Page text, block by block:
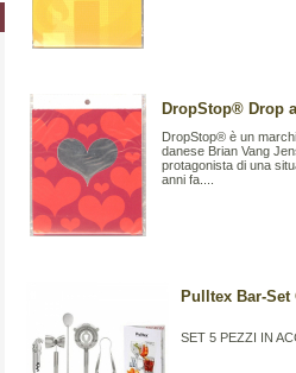
DropStop® Drop
DropStop® è un
danese Brian Vang
protagonista di una
anni fa....
Pulltex Bar-Set
SET 5 PEZZI IN